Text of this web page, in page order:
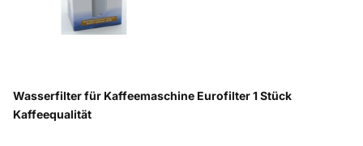
Wasserfilter für Kaffeemaschine Eurofilter 1 Stück
Kaffeequalität